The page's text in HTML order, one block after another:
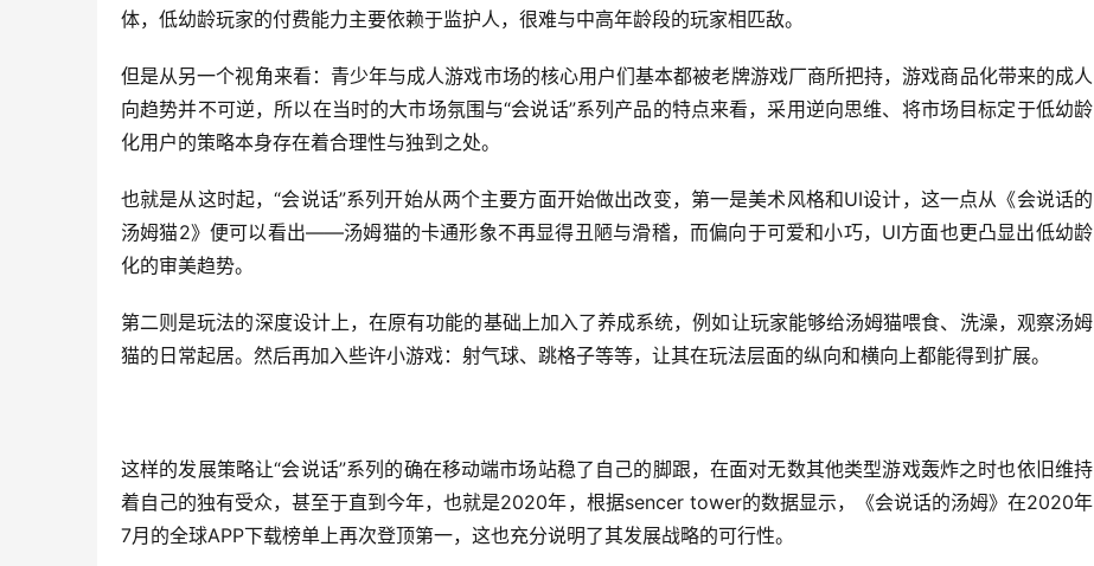
体，低幼龄玩家的付费能力主要依赖于监护人，很难与中高年龄段的玩家相匹敌。
但是从另一个视角来看：青少年与成人游戏市场的核心用户们基本都被老牌游戏厂商所把持，游戏商品化带来的成人
向趋势并不可逆，所以在当时的大市场氛围与“会说话”系列产品的特点来看，采用逆向思维、将市场目标定于低幼龄
化用户的策略本身存在着合理性与独到之处。
也就是从这时起，“会说话”系列开始从两个主要方面开始做出改变，第一是美术风格和UI设计，这一点从《会说话的
汤姆猫2》便可以看出——汤姆猫的卡通形象不再显得丑陋与滑稽，而偏向于可爱和小巧，UI方面也更凸显出低幼龄
化的审美趋势。
第二则是玩法的深度设计上，在原有功能的基础上加入了养成系统，例如让玩家能够给汤姆猫喂食、洗澡，观察汤姆
猫的日常起居。然后再加入些许小游戏：射气球、跳格子等等，让其在玩法层面的纵向和横向上都能得到扩展。
这样的发展策略让“会说话”系列的确在移动端市场站稳了自己的脚跟，在面对无数其他类型游戏轰炸之时也依旧维持
着自己的独有受众，甚至于直到今年，也就是2020年，根据sencer tower的数据显示，《会说话的汤姆》在2020年
7月的全球APP下载榜单上再次登顶第一，这也充分说明了其发展战略的可行性。